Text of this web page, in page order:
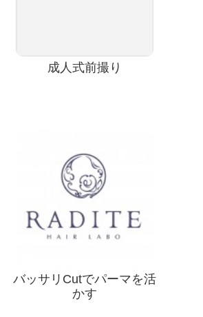
成人式前撮り
バッサリCutでパーマを活
かす